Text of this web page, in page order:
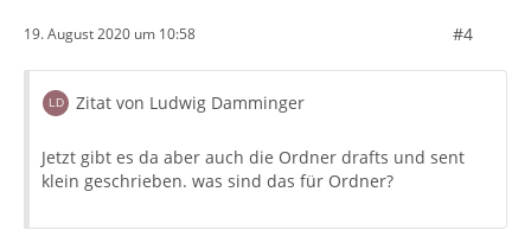
19. August 2020 um 10:58 #4
Zitat von Ludwig Damminger
Jetzt gibt es da aber auch die Ordner drafts und sent
klein geschrieben. was sind das für Ordner?